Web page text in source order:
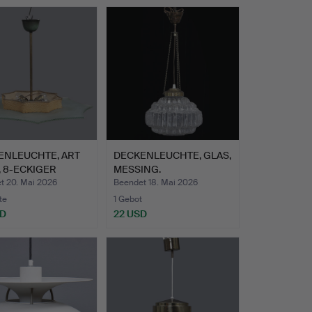
ART
8-ECKIGER
…
20. Mai 2026
DECKENLEUCHTE, GLAS,
MESSING.
Beendet 18. Mai 2026
1 Gebot
22 USD